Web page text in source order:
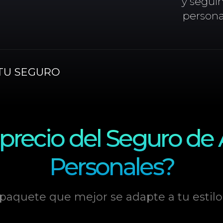
SEGURO
del Seguro
Personales?
que mejor se adapte a tu